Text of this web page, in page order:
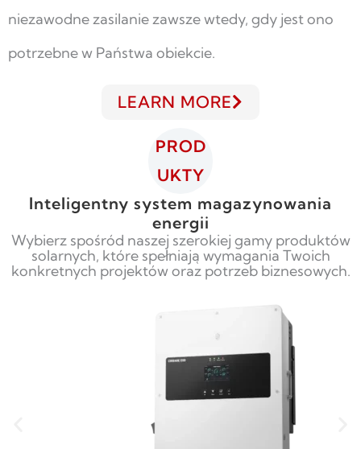
niezawodne zasilanie zawsze wtedy, gdy jest ono
potrzebne w Państwa obiekcie.
LEARN MORE
PROD
UKTY
Inteligentny system magazynowania
energii
Wybierz spośród naszej szerokiej gamy produktów
solarnych, które spełniają wymagania Twoich
konkretnych projektów oraz potrzeb biznesowych.